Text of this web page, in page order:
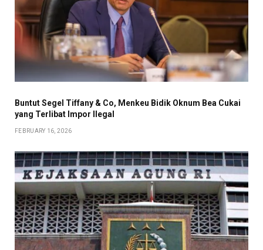
Buntut Segel Tiffany & Co, Menkeu Bidik Oknum Bea Cukai
yang Terlibat Impor Ilegal
FEBRUARY 16, 2026